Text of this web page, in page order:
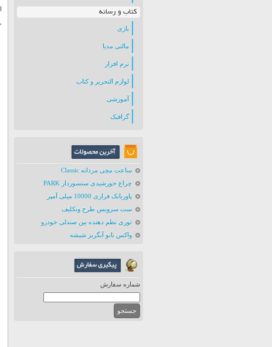
کتاب و رسانه
بازی
مالتی مدیا
نرم افزار
لوازم التحریر و کتاب
آموزشی
گرافیک
ساعت مچی مردانه Classic
چراغ خورشیدی سنسوردار PARK
پاوربانک فراری 10000 میلی آمپر
ست سرویس طرح ونکلیف
توری نظم دهنده بین صندلی خودرو
واکس نانو آبگریز شیشه
شماره سفارش